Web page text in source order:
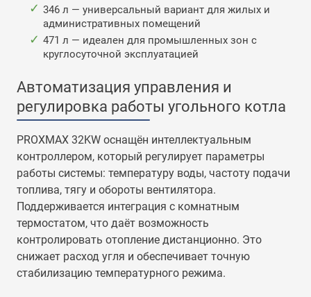
346 л — универсальный вариант для жилых и
административных помещений
471 л — идеален для промышленных зон с
круглосуточной эксплуатацией
Автоматизация управления и
регулировка работы угольного котла
PROXMAX 32KW оснащён интеллектуальным
контроллером, который регулирует параметры
работы системы: температуру воды, частоту подачи
топлива, тягу и обороты вентилятора.
Поддерживается интеграция с комнатным
термостатом, что даёт возможность
контролировать отопление дистанционно. Это
снижает расход угля и обеспечивает точную
стабилизацию температурного режима.